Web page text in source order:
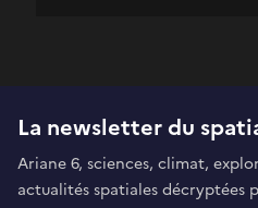
La newsletter du
Ariane 6, sciences, climat,
actualités spatiales décryptées